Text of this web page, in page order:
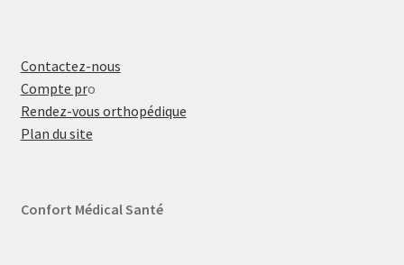
Contactez-nous
Compte pro
Rendez-vous orthopédique
Plan du site
Confort Médical Santé